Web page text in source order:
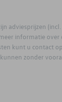
adviesprijzen
informatie over
kunt u contact
zonder